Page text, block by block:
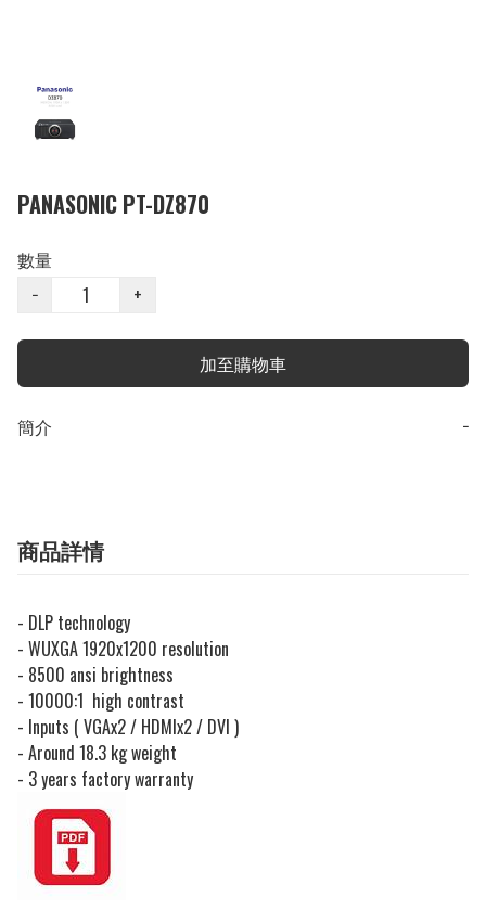
PANASONIC PT-DZ870
數量
−
+
加至購物車
簡介 −
商品詳情
- DLP technology
- WUXGA 1920x1200 resolution
- 8500 ansi brightness
- 10000:1 high contrast
- Inputs ( VGAx2 / HDMIx2 / DVI )
- Around 18.3 kg weight
- 3 years factory warranty